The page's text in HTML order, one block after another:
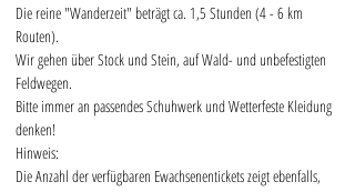
Die reine "Wanderzeit" beträgt ca. 1,5 Stunden (4 - 6 km
Routen).
Wir gehen über Stock und Stein, auf Wald- und unbefestigten
Feldwegen.
Bitte immer an passendes Schuhwerk und Wetterfeste Kleidung
denken!
Hinweis:
Die Anzahl der verfügbaren Ewachsenentickets zeigt ebenfalls,